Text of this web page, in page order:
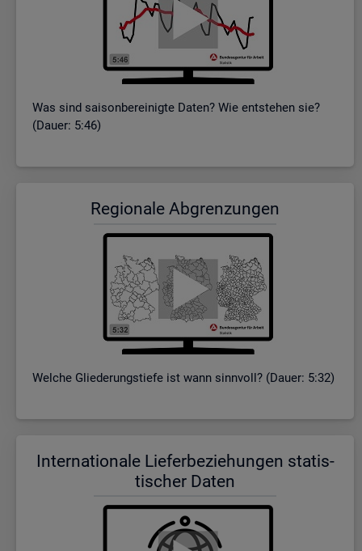
Was sind sai­son­be­rei­nig­te Daten? Wie ent­ste­hen sie?
(Dauer: 5:46)
Re­gio­na­le Ab­gren­zun­gen
Wel­che Glie­de­rungs­tie­fe ist wann sinn­voll? (Dauer: 5:32)
In­ter­na­tio­na­le Lie­fer­be­zie­hun­gen sta­tis­
ti­scher Daten